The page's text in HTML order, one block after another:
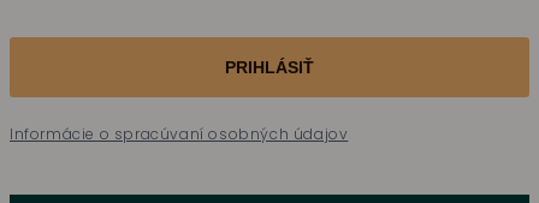
PRIHLÁSIŤ
Informácie o spracúvaní osobných údajov